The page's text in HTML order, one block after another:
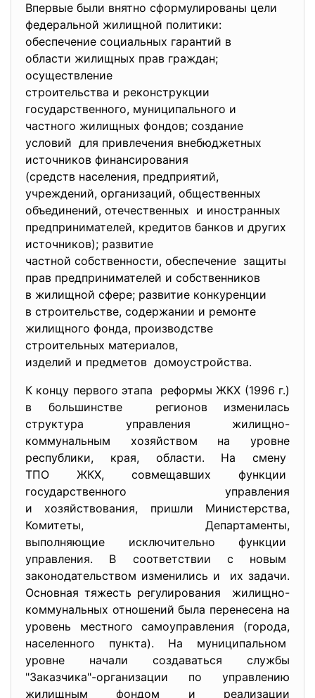
Впервые были внятно сформулированы цели
федеральной жилищной политики:
обеспечение социальных гарантий в
области жилищных прав граждан;
осуществление
строительства и реконструкции
государственного, муниципального и
частного жилищных фондов; создание
условий для привлечения внебюджетных
источников финансирования
(средств населения, предприятий,
учреждений, организаций, общественных
объединений, отечественных и иностранных
предпринимателей, кредитов банков и других
источников); развитие
частной собственности, обеспечение защиты
прав предпринимателей и собственников
в жилищной сфере; развитие конкуренции
в строительстве, содержании и ремонте
жилищного фонда, производстве
строительных материалов,
изделий и предметов домоустройства.
К концу первого этапа реформы ЖКХ (1996 г.)
в большинстве регионов изменилась
структура управления жилищно-
коммунальным хозяйством на уровне
республики, края, области. На смену
ТПО ЖКХ, совмещавших функции
государственного управления
и хозяйствования, пришли Министерства,
Комитеты, Департаменты,
выполняющие исключительно функции
управления. В соответствии с новым
законодательством изменились и их задачи.
Основная тяжесть регулирования жилищно-
коммунальных отношений была перенесена на
уровень местного самоуправления (города,
населенного пункта). На муниципальном
уровне начали создаваться службы
"Заказчика"-организации по управлению
жилищным фондом и реализации